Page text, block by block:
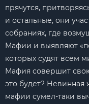
прячутся,
и остальные, они
собраниях, где
Мафии и выявляют
которых судят всем
Мафия совершит
это будет?
мафии сумел-таки